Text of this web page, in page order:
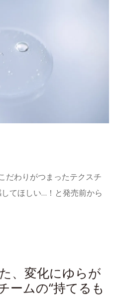
だわりがつまったテクスチ
てほしい…！と発売前から
、変化にゆらが
ームの“持てるも